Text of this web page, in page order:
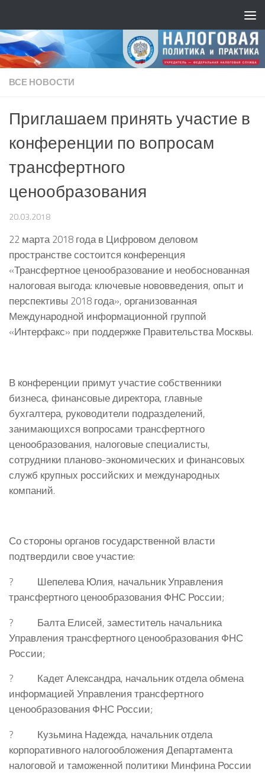
ВСЕ НОВОСТИ
Приглашаем принять участие в
конференции по вопросам
трансфертного
ценообразования
20.03.2018
22 марта 2018 года в Цифровом деловом
пространстве состоится конференция
«Трансфертное ценообразование и необоснованная
налоговая выгода: ключевые нововведения, опыт и
перспективы 2018 года», организованная
Международной информационной группой
«Интерфакс» при поддержке Правительства Москвы.
В конференции примут участие собственники
бизнеса, финансовые директора, главные
бухгалтера, руководители подразделений,
занимающихся вопросами трансфертного
ценообразования, налоговые специалисты,
сотрудники планово-экономических и финансовых
служб крупных российских и международных
компаний.
Со стороны органов государственной власти
подтвердили свое участие:
? Шепелева Юлия, начальник Управления
трансфертного ценообразования ФНС России;
? Балта Елисей, заместитель начальника
Управления трансфертного ценообразования ФНС
России;
? Кадет Александра, начальник отдела обмена
информацией Управления трансфертного
ценообразования ФНС России;
? Кузьмина Надежда, начальник отдела
корпоративного налогообложения Департамента
налоговой и таможенной политики Минфина России